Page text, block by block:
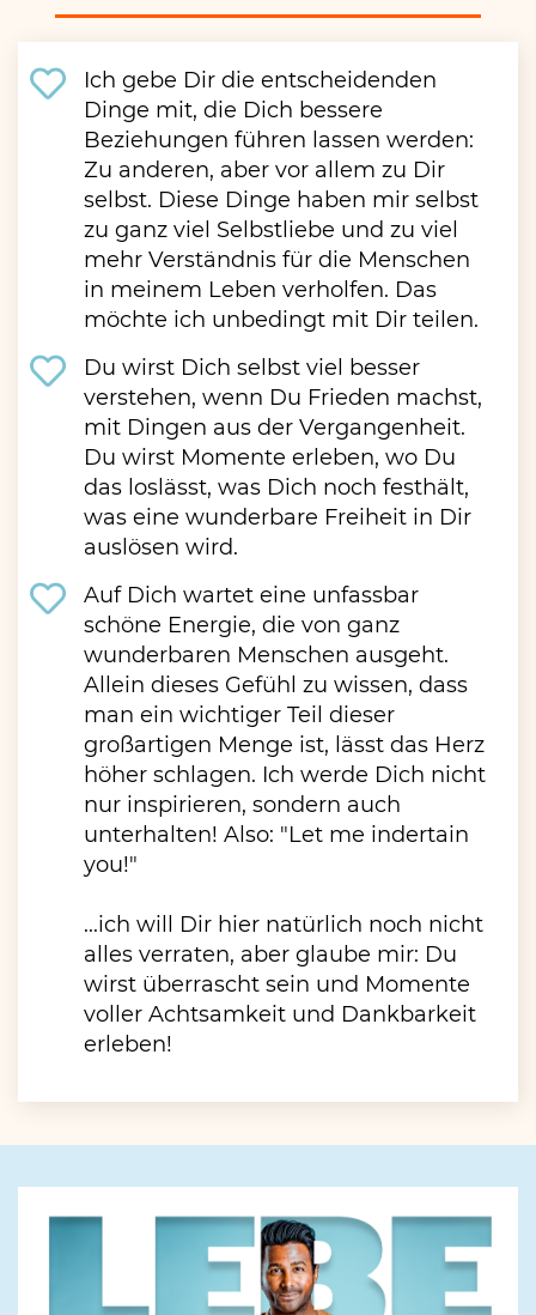
Ich gebe Dir die entscheidenden
Dinge mit, die Dich bessere
Beziehungen führen lassen werden:
Zu anderen, aber vor allem zu Dir
selbst. Diese Dinge haben mir selbst
zu ganz viel Selbstliebe und zu viel
mehr Verständnis für die Menschen
in meinem Leben verholfen. Das
möchte ich unbedingt mit Dir teilen.
Du wirst Dich selbst viel besser
verstehen, wenn Du Frieden machst,
mit Dingen aus der Vergangenheit.
Du wirst Momente erleben, wo Du
das loslässt, was Dich noch festhält,
was eine wunderbare Freiheit in Dir
auslösen wird.
Auf Dich wartet eine unfassbar
schöne Energie, die von ganz
wunderbaren Menschen ausgeht.
Allein dieses Gefühl zu wissen, dass
man ein wichtiger Teil dieser
großartigen Menge ist, lässt das Herz
höher schlagen. Ich werde Dich nicht
nur inspirieren, sondern auch
unterhalten! Also: "Let me indertain
you!"
...ich will Dir hier natürlich noch nicht
alles verraten, aber glaube mir: Du
wirst überrascht sein und Momente
voller Achtsamkeit und Dankbarkeit
erleben!